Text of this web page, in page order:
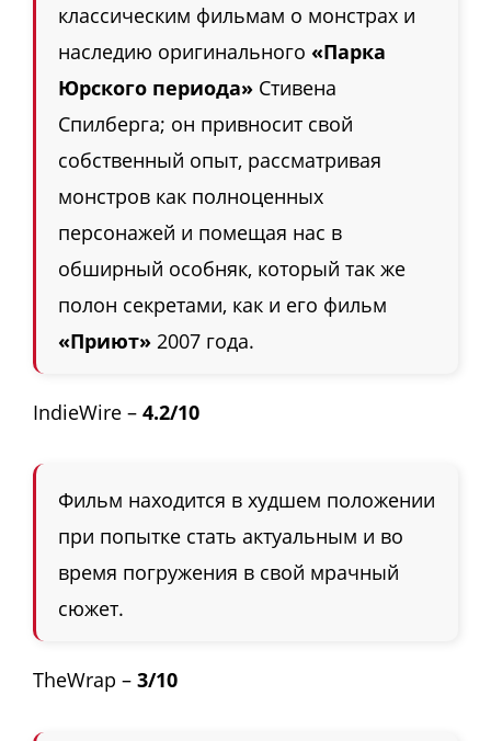
классическим фильмам о монстрах и
наследию оригинального «Парка
Юрского периода» Стивена
Спилберга; он привносит свой
собственный опыт, рассматривая
монстров как полноценных
персонажей и помещая нас в
обширный особняк, который так же
полон секретами, как и его фильм
«Приют» 2007 года.
IndieWire – 4.2/10
Фильм находится в худшем положении
при попытке стать актуальным и во
время погружения в свой мрачный
сюжет.
TheWrap – 3/10